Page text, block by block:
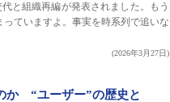
と組織再編が発表されました。もう
ていますよ。事実を時系列で追いな
(2026年3月27日)
か “ユーザー”の歴史と